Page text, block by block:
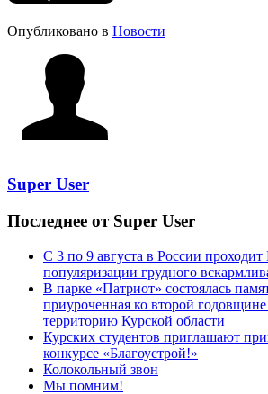
Опубликовано в Новости
Super User
Последнее от Super User
С 3 по 9 августа в России проходит
популяризации грудного
В парке «Патриот» состоялась
приуроченная ко второй
территорию Курской области
Курских студентов приглашают
конкурсе «Благоустрой!»
Колокольный звон
Мы помним!